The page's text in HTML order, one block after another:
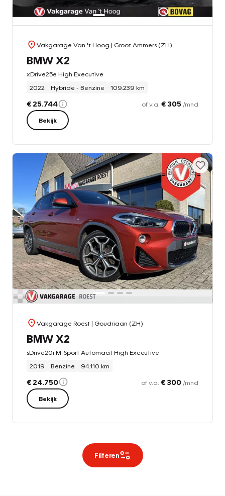
Vakgarage Van 't Hoog | Groot Ammers (ZH)
BMW X2
xDrive25e High Executive
2022
Hybride - Benzine 109.239 km
€ 25.744 of v.a. € 305 /mnd
Bekijk
Vakgarage Roest| Goudriaan (ZH)
BMW X2
sDrive20i M-Sport Automaat High Executive
2019
Benzine 94.110 km
€ 24.750 of v.a. € 300 /mnd
Bekijk
Filteren